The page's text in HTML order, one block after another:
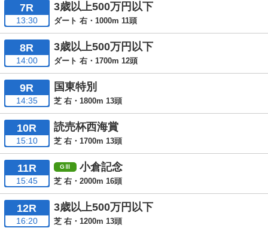
7R
13:30
3歳以上500万円以下
ダート 右・1000m 11頭
8R
14:00
3歳以上500万円以下
ダート 右・1700m 12頭
9R
14:35
国東特別
芝 右・1800m 13頭
10R
15:10
読売杯西海賞
芝 右・1700m 13頭
11R
15:45
小倉記念
芝 右・2000m 16頭
12R
16:20
3歳以上500万円以下
芝 右・1200m 13頭